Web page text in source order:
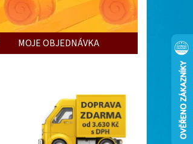
MOJE OBJEDNÁVKA